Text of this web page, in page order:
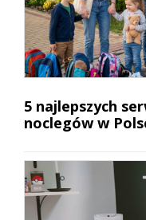
5 najlepszych
noclegów w